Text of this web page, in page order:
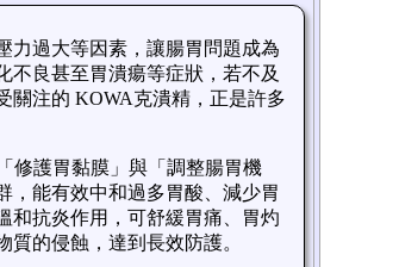
力過大等因素，讓腸胃問題成為
不良甚至胃潰瘍等症狀，若不及
關注的 KOWA克潰精，正是許多
修護胃黏膜」與「調整腸胃機
，能有效中和過多胃酸、減少胃
和抗炎作用，可舒緩胃痛、胃灼
的侵蝕，達到長效防護。